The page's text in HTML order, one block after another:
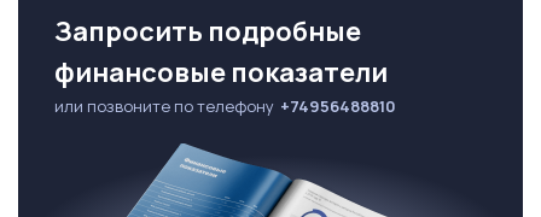
Запросить подробные
финансовые показатели
или позвоните по телефону +74956488810